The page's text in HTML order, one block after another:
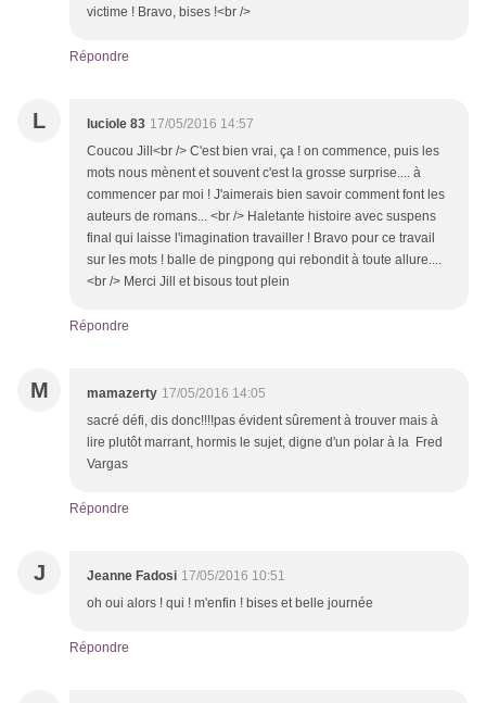
victime ! Bravo, bises !<br />
Répondre
L luciole 83 17/05/2016 14:57
Coucou Jill<br /> C'est bien vrai, ça ! on commence, puis les
mots nous mènent et souvent c'est la grosse surprise.... à
commencer par moi ! J'aimerais bien savoir comment font les
auteurs de romans... <br /> Haletante histoire avec suspens
final qui laisse l'imagination travailler ! Bravo pour ce travail
sur les mots ! balle de pingpong qui rebondit à toute allure....
<br /> Merci Jill et bisous tout plein
Répondre
M mamazerty 17/05/2016 14:05
sacré défi, dis donc!!!!pas évident sûrement à trouver mais à
lire plutôt marrant, hormis le sujet, digne d'un polar à la Fred
Vargas
Répondre
J Jeanne Fadosi 17/05/2016 10:51
oh oui alors ! qui ! m'enfin ! bises et belle journée
Répondre